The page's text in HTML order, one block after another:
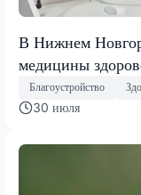
В Нижнем
медицины
Благоустройство
30 июля